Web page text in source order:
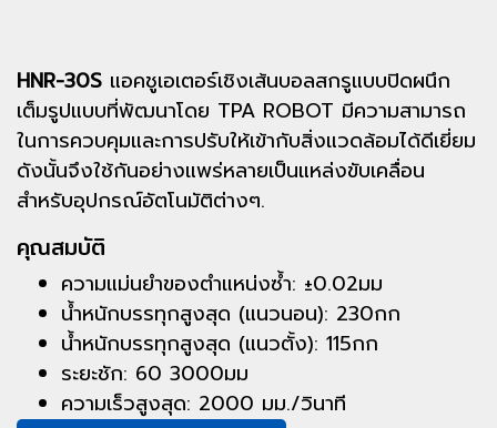
HNR-30S แอคชูเอเตอร์เชิงเส้นบอลสกรูแบบปิดผนึก
เต็มรูปแบบที่พัฒนาโดย TPA ROBOT มีความสามารถ
ในการควบคุมและการปรับให้เข้ากับสิ่งแวดล้อมได้ดีเยี่ยม
ดังนั้นจึงใช้กันอย่างแพร่หลายเป็นแหล่งขับเคลื่อน
สำหรับอุปกรณ์อัตโนมัติต่างๆ.
คุณสมบัติ
ความแม่นยำของตำแหน่งซ้ำ: ±0.02มม
น้ำหนักบรรทุกสูงสุด (แนวนอน): 230กก
น้ำหนักบรรทุกสูงสุด (แนวตั้ง): 115กก
ระยะชัก: 60 3000มม
ความเร็วสูงสุด: 2000 มม./วินาที